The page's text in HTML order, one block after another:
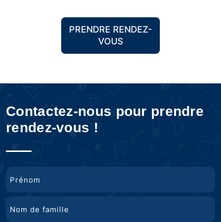
PRENDRE RENDEZ-
VOUS
Contactez-nous pour prendre
rendez-vous !